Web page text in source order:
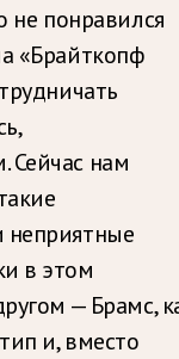
не понравился
«Брайткопф
Сейчас нам
неприятные
в этом
— Брамс,
и, вместо